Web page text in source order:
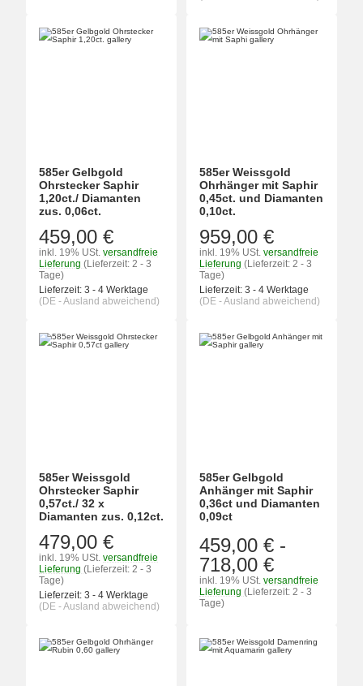
585er Gelbgold
Ohrstecker Saphir
1,20ct./ Diamanten
zus. 0,06ct.
459,00 €
inkl. 19% USt. versandfreie
Lieferung (Lieferzeit: 2 - 3
Tage)
Lieferzeit: 3 - 4 Werktage
(DE - Ausland abweichend)
585er Weissgold
Ohrhänger mit Saphir
0,45ct. und Diamanten
0,10ct.
959,00 €
inkl. 19% USt. versandfreie
Lieferung (Lieferzeit: 2 - 3
Tage)
Lieferzeit: 3 - 4 Werktage
(DE - Ausland abweichend)
585er Weissgold
Ohrstecker Saphir
0,57ct./ 32 x
Diamanten zus. 0,12ct.
479,00 €
inkl. 19% USt. versandfreie
Lieferung (Lieferzeit: 2 - 3
Tage)
Lieferzeit: 3 - 4 Werktage
(DE - Ausland abweichend)
585er Gelbgold
Anhänger mit Saphir
0,36ct und Diamanten
0,09ct
459,00 € -
718,00 €
inkl. 19% USt. versandfreie
Lieferung (Lieferzeit: 2 - 3
Tage)